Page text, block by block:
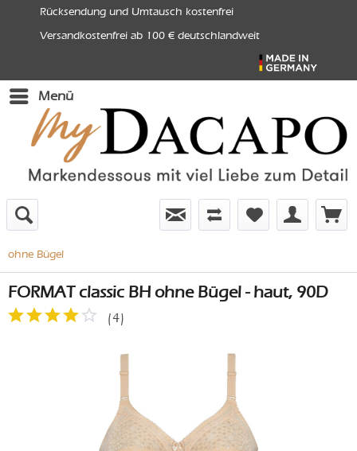
Rücksendung und Umtausch kostenfrei
Versandkostenfrei ab 100 € deutschlandweit
Menü
ohne Bügel
FORMAT classic BH ohne Bügel - haut, 90D
(4)